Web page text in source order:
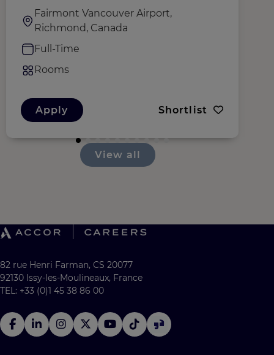
Fairmont Vancouver Airport,
Richmond, Canada
Full-Time
Rooms
Apply Shortlist
View all
82 rue Henri Farman, CS 20077
92130 Issy-les-Moulineaux, France
TEL: +33 (0)1 45 38 86 00